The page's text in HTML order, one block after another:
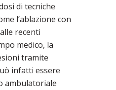
di tecniche
l’ablazione con
recenti
medico, la
tramite
infatti essere
ambulatoriale